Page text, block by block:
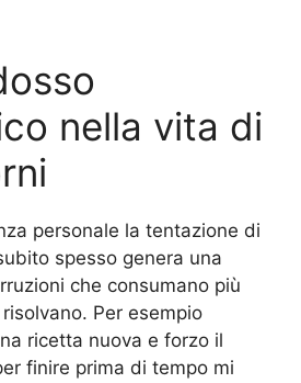
nella vita di
personale la tentazione di
spesso genera una
che consumano più
Per esempio
ricetta nuova e forzo il
finire prima di tempo mi